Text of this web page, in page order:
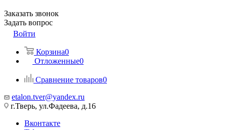
Заказать звонок
Задать вопрос
Войти
Корзина0
Отложенные0
Сравнение товаров0
etalon.tver@yandex.ru
г.Тверь, ул.Фадеева, д.16
Вконтакте